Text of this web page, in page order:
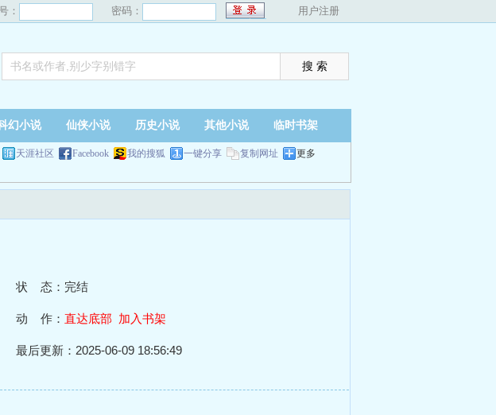
： 密码： 用户注册
幻小说 仙侠小说 历史小说 其他小说 临时书架
天涯社区 Facebook 我的搜狐 一键分享 复制网址 更多
状 态：完结
动 作： 直达底部 加入书架
最后更新：2025-06-09 18:56:49